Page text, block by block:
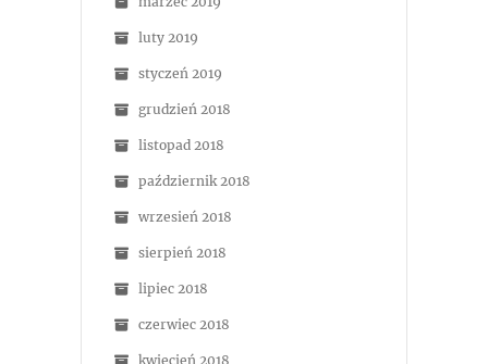
luty 2019
styczeń 2019
grudzień 2018
listopad 2018
październik 2018
wrzesień 2018
sierpień 2018
lipiec 2018
czerwiec 2018
kwiecień 2018